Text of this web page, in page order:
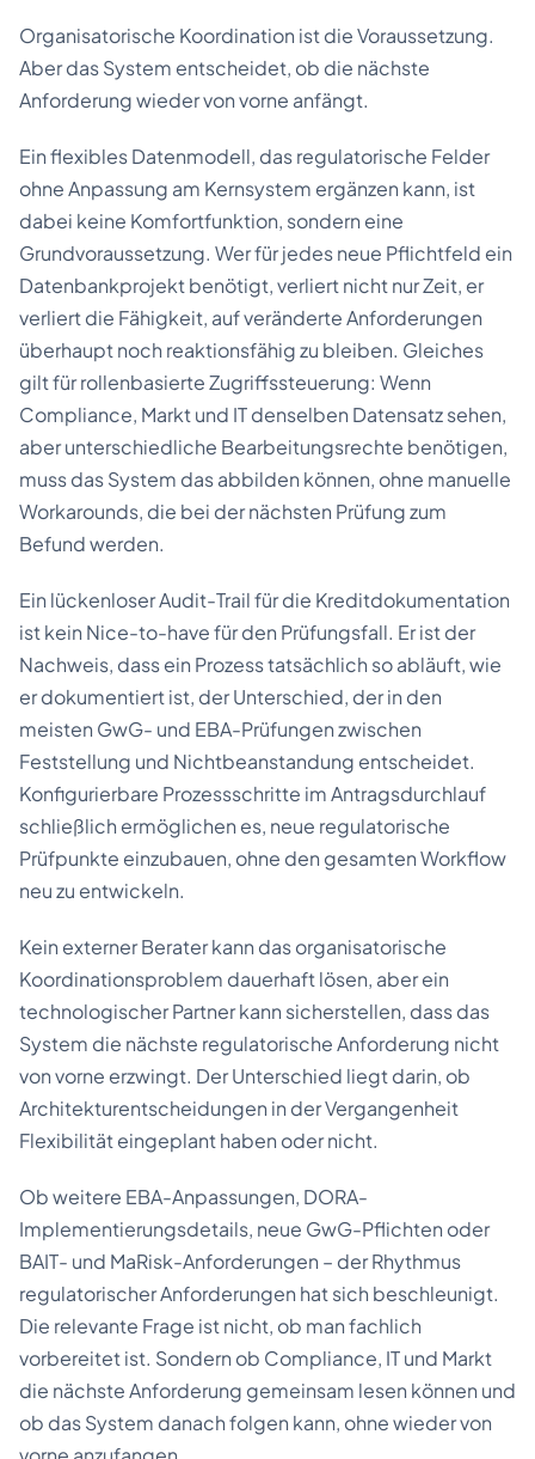
Organisatorische Koordination ist die Voraussetzung.
Aber das System entscheidet, ob die nächste
Anforderung wieder von vorne anfängt.
Ein flexibles Datenmodell, das regulatorische Felder
ohne Anpassung am Kernsystem ergänzen kann, ist
dabei keine Komfortfunktion, sondern eine
Grundvoraussetzung. Wer für jedes neue Pflichtfeld ein
Datenbankprojekt benötigt, verliert nicht nur Zeit, er
verliert die Fähigkeit, auf veränderte Anforderungen
überhaupt noch reaktionsfähig zu bleiben. Gleiches
gilt für rollenbasierte Zugriffssteuerung: Wenn
Compliance, Markt und IT denselben Datensatz sehen,
aber unterschiedliche Bearbeitungsrechte benötigen,
muss das System das abbilden können, ohne manuelle
Workarounds, die bei der nächsten Prüfung zum
Befund werden.
Ein lückenloser Audit-Trail für die Kreditdokumentation
ist kein Nice-to-have für den Prüfungsfall. Er ist der
Nachweis, dass ein Prozess tatsächlich so abläuft, wie
er dokumentiert ist, der Unterschied, der in den
meisten GwG- und EBA-Prüfungen zwischen
Feststellung und Nichtbeanstandung entscheidet.
Konfigurierbare Prozessschritte im Antragsdurchlauf
schließlich ermöglichen es, neue regulatorische
Prüfpunkte einzubauen, ohne den gesamten Workflow
neu zu entwickeln.
Kein externer Berater kann das organisatorische
Koordinationsproblem dauerhaft lösen, aber ein
technologischer Partner kann sicherstellen, dass das
System die nächste regulatorische Anforderung nicht
von vorne erzwingt. Der Unterschied liegt darin, ob
Architekturentscheidungen in der Vergangenheit
Flexibilität eingeplant haben oder nicht.
Ob weitere EBA-Anpassungen, DORA-
Implementierungsdetails, neue GwG-Pflichten oder
BAIT- und MaRisk-Anforderungen – der Rhythmus
regulatorischer Anforderungen hat sich beschleunigt.
Die relevante Frage ist nicht, ob man fachlich
vorbereitet ist. Sondern ob Compliance, IT und Markt
die nächste Anforderung gemeinsam lesen können und
ob das System danach folgen kann, ohne wieder von